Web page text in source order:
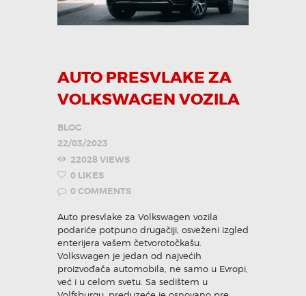
AUTO PRESVLAKE ZA
VOLKSWAGEN VOZILA
BLOG
22/03/2023
22028VIEWS
0 LIKES
0COMMENTS
Auto presvlake za Volkswagen vozila
podariće potpuno drugačiji, osveženi izgled
enterijera vašem četvorotočkašu.
Volkswagen je jedan od najvećih
proizvođača automobila, ne samo u Evropi,
već i u celom svetu. Sa sedištem u